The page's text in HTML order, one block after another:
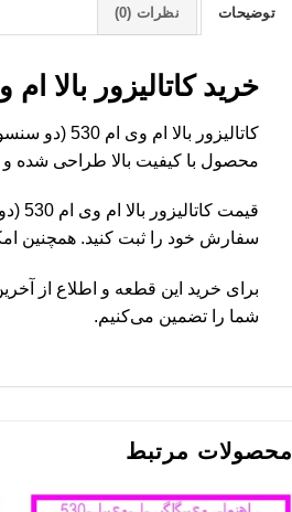
توضیحات نظرات (0)
خرید کاتالیزور بالا ام وی ام 530 (دو سنسور) با قیمت مناسب
محصول با کیفیت بالا طراحی شده و برای خودرو
سفارش خود را ثبت کنید. همچنین
برای خرید این قطعه و اطلاع از
شما را تضمین می‌کنیم.
محصولات مرتبط